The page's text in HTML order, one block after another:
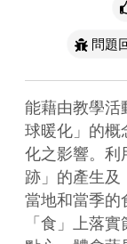
問題
能藉由教學活
球暖化」的概
化之影響。利
跡」的產生及
當地和當季的
「食」上落